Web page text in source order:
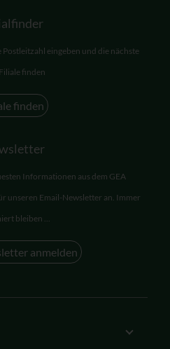
eingeben und die nächste
finden
finden
Informationen aus dem GEA
unseren Email-Newsletter an. Immer
bleiben ...
anmelden